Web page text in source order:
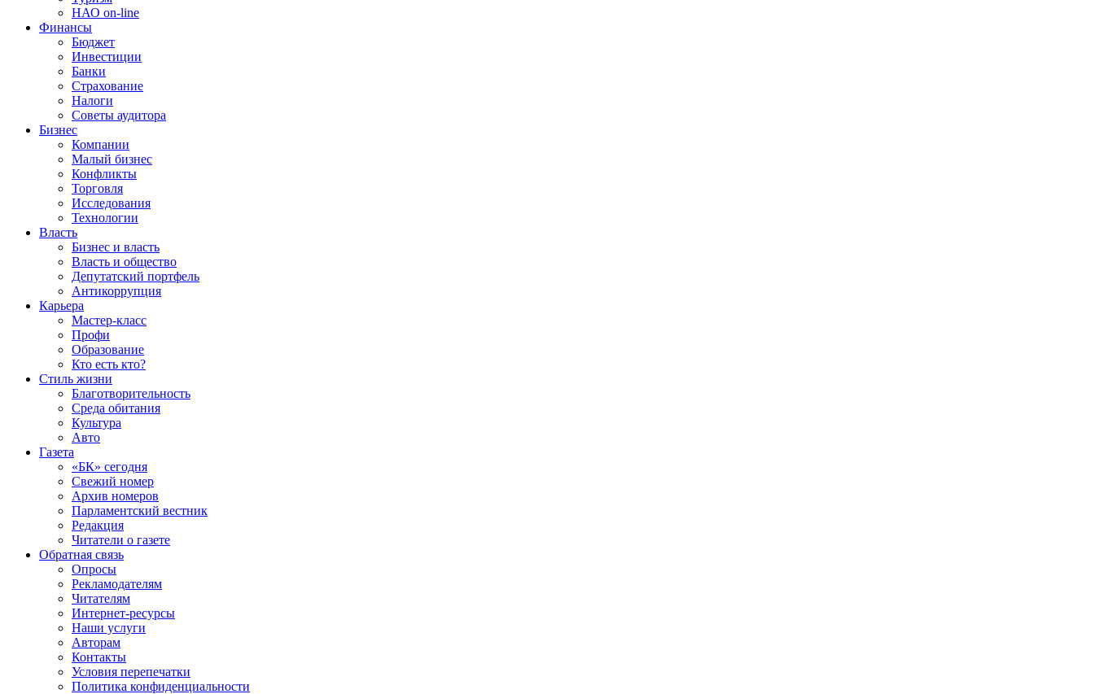
НАО on-line
Финансы
Бюджет
Инвестиции
Банки
Страхование
Налоги
Советы аудитора
Бизнес
Компании
Малый бизнес
Конфликты
Торговля
Исследования
Технологии
Власть
Бизнес и власть
Власть и общество
Депутатский портфель
Антикоррупция
Карьера
Мастер-класс
Профи
Образование
Кто есть кто?
Стиль жизни
Благотворительность
Среда обитания
Культура
Авто
Газета
«БК» сегодня
Свежий номер
Архив номеров
Парламентский вестник
Редакция
Читатели о газете
Обратная связь
Опросы
Рекламодателям
Читателям
Интернет-ресурсы
Наши услуги
Авторам
Контакты
Условия перепечатки
Политика конфиденциальности